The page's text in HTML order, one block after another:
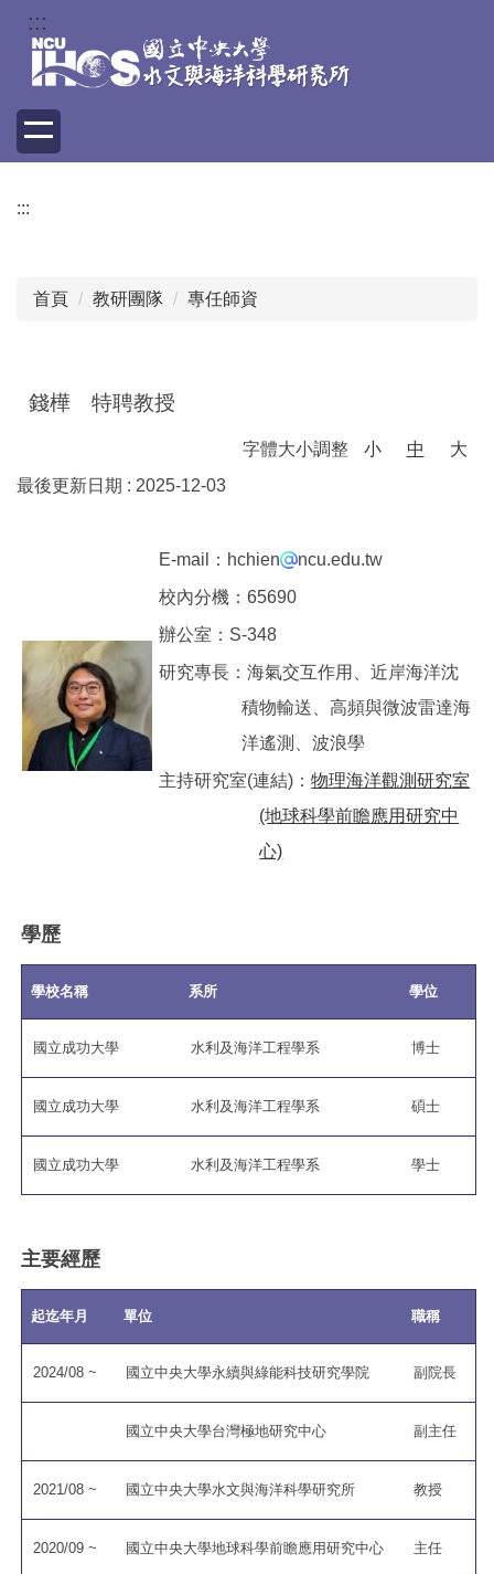
內
容
:::
:::
首頁 教研團隊 專任師資
錢樺 特聘教授
字體大小調整 小 中
大
最後更新日期 : 2025-12-03
E-mail：hchien
ncu.edu.tw
校內分機：65690
辦公室：S-348
研究專長：海氣交互作用、近岸海洋沈
積物輸送、高頻與微波雷達海
洋遙測、波浪學
主持研究室(連結)：物理海洋觀測研究室
(地球科學前瞻應用研究中
心)
學歷
學校名稱 系所 學位
國立成功大學 水利及海洋工程學系 博士
國立成功大學 水利及海洋工程學系 碩士
國立成功大學 水利及海洋工程學系 學士
主要經歷
起迄年月 單位 職稱
2024/08 ~ 國立中央大學永續與綠能科技研究學院 副院長
國立中央大學台灣極地研究中心 副主任
2021/08 ~ 國立中央大學水文與海洋科學研究所 教授
2020/09 ~ 國立中央大學地球科學前瞻應用研究中心 主任